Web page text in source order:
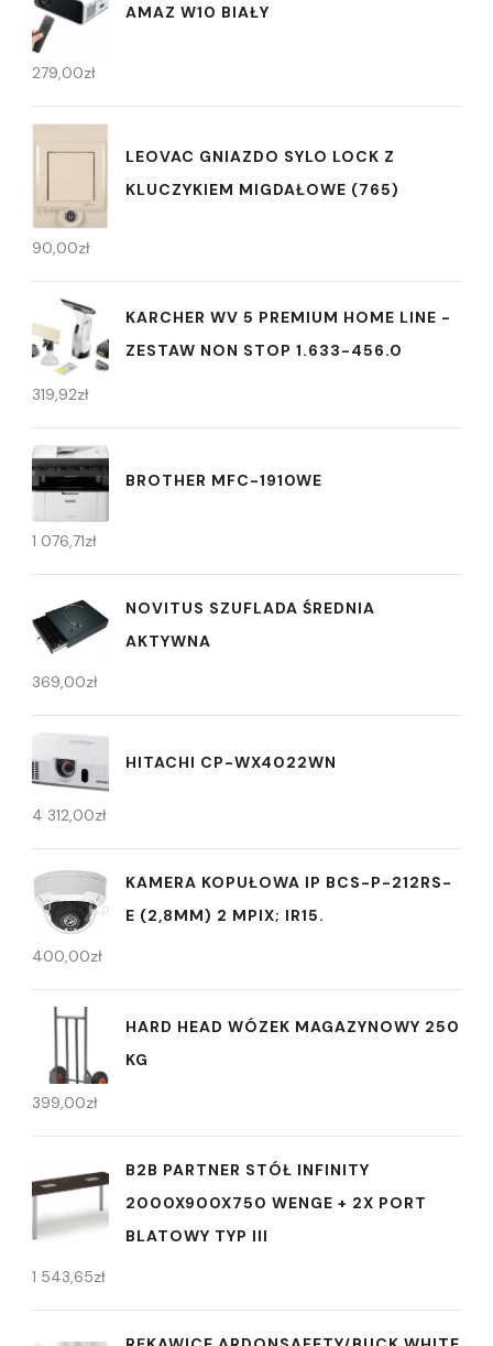
AMAZ W10 BIAŁY
279,00zł
LEOVAC GNIAZDO SYLO LOCK Z
KLUCZYKIEM MIGDAŁOWE (765)
90,00zł
KARCHER WV 5 PREMIUM HOME LINE -
ZESTAW NON STOP 1.633-456.0
319,92zł
BROTHER MFC-1910WE
1 076,71zł
NOVITUS SZUFLADA ŚREDNIA
AKTYWNA
369,00zł
HITACHI CP-WX4022WN
4 312,00zł
KAMERA KOPUŁOWA IP BCS-P-212RS-
E (2,8MM) 2 MPIX; IR15.
400,00zł
HARD HEAD WÓZEK MAGAZYNOWY 250
KG
399,00zł
B2B PARTNER STÓŁ INFINITY
2000X900X750 WENGE + 2X PORT
BLATOWY TYP III
1 543,65zł